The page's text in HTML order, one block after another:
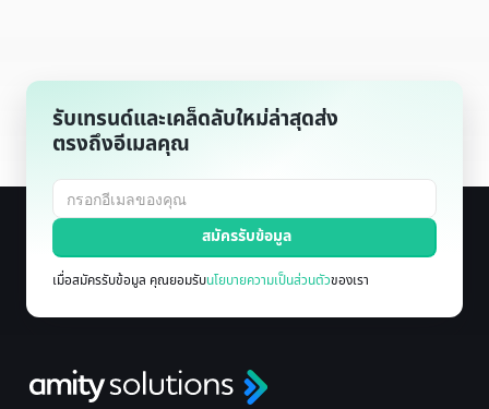
รับเทรนด์และเคล็ดลับใหม่ล่าสุดส่ง
ตรงถึงอีเมลคุณ
เมื่อสมัครรับข้อมูล คุณยอมรับนโยบายความเป็นส่วนตัวของเรา